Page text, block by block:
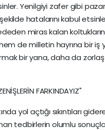
Yenilgiyi zafer gibi
hatalarını kabul
miras kalan
de milletin hayrına bir iş
bir yana, daha da
FARKINDAYIZ"
yol açtığı sıkıntıları
tedbirlerin olumlu